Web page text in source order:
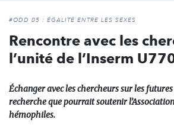
l'engagement
#ODD 05 : ÉGALITÉ ENTRE LES SEXES
Rencontre avec les
l’unité de l’Inserm
Échanger avec les chercheurs sur les
recherche que pourrait soutenir
hémophiles.